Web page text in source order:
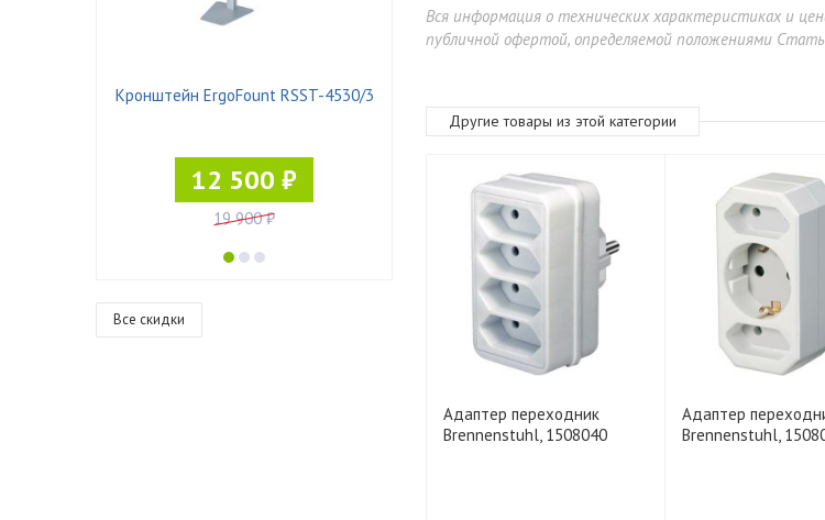
Кронштейн ErgoFount RSST-4530/3
12 500 ₽
19 900 ₽
Все скидки
Вся информация о технических характеристиках и
публичной офертой, определяемой положениями
Другие товары из этой категории
Адаптер переходник
Brennenstuhl, 1508040
Адаптер
Brennenstuhl,